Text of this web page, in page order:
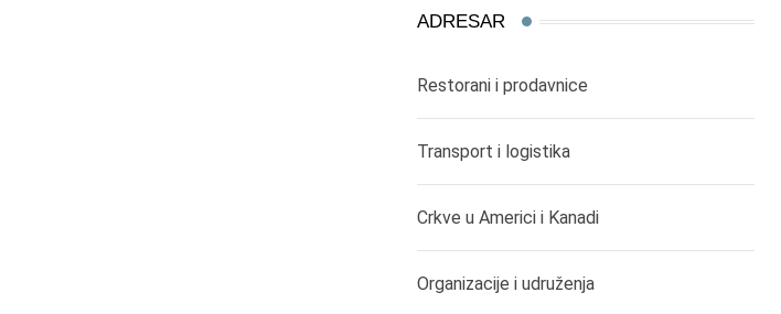
ADRESAR
Restorani i prodavnice
Transport i logistika
Crkve u Americi i Kanadi
Organizacije i udruženja